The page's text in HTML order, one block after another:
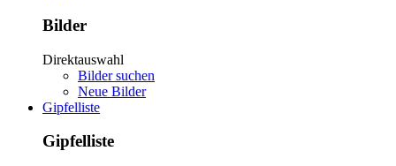
Bilder
Direktauswahl
Bilder suchen
Neue Bilder
Gipfelliste
Gipfelliste